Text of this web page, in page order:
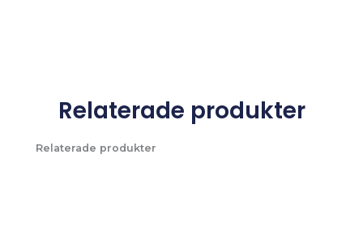
Relaterade produkter
Relaterade produkter